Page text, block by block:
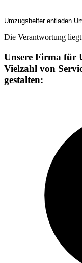
Umzugshelfer entladen
Die Verantwortung
Unsere Firma für
Vielzahl von
gestalten: